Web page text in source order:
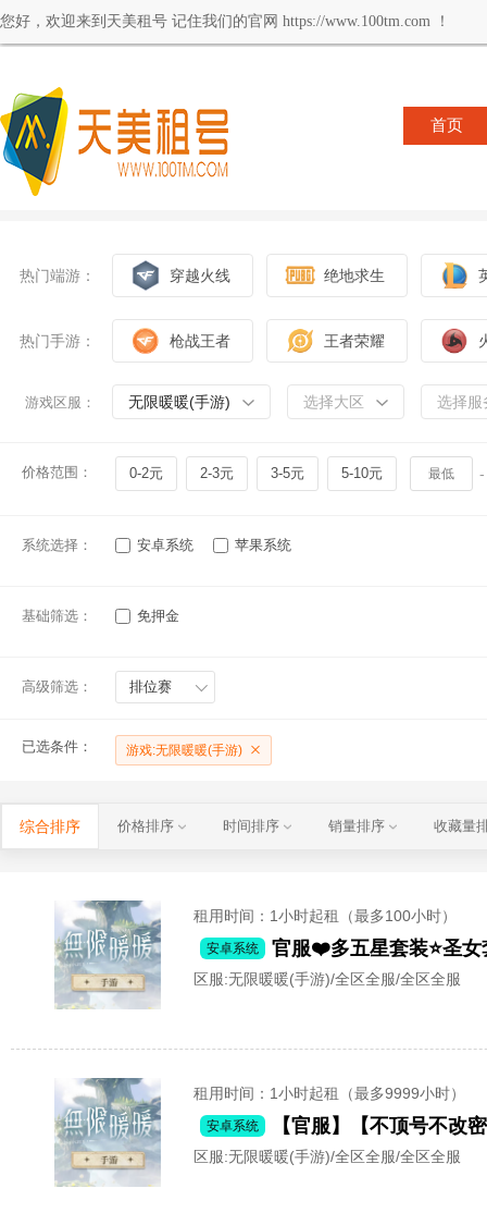
您好，欢迎来到天美租号 记住我们的官网 https://www.100tm.com ！
首页
热门端游： 穿越火线 绝地求生
热门手游： 枪战王者 王者荣耀
游戏区服： 无限暖暖(手游) 选择大区 选择服
价格范围： 0-2元 2-3元 3-5元 5-10元 -
系统选择： 安卓系统 苹果系统
基础筛选： 免押金
高级筛选： 排位赛
已选条件： 游戏:无限暖暖(手游)
综合排序 价格排序 时间排序 销量排序 收藏量
租用时间 ：1小时起租（最多100小时）
安卓系统 官服❤️多五星套装⭐圣
区服:无限暖暖(手游)/全区全服/全区全服
租用时间 ：1小时起租（最多9999小时）
安卓系统
区服:无限暖暖(手游)/全区全服/全区全服